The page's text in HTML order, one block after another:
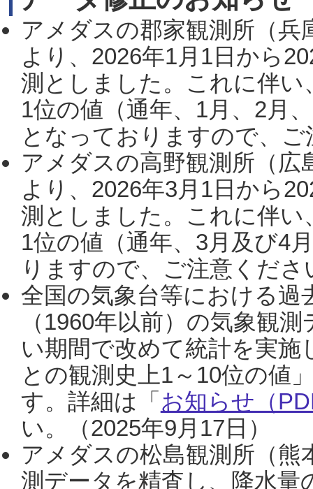
アメダスの郡家観測所（
より、2026年1月1日から
測としました。これに伴い
1位の値（通年、1月、2月
となっておりますので、
アメダスの高野観測所（
より、2026年3月1日から
測としました。これに伴い
1位の値（通年、3月及び4
りますので、ご注意くだ
全国の気象台等における過
（1960年以前）の気象観
い期間で改めて統計を実
との観測史上1～10位の値
す。詳細は「 お知らせ（
い。（2025年9月17日）
アメダスの松島観測所（熊
測データを精査し、降水